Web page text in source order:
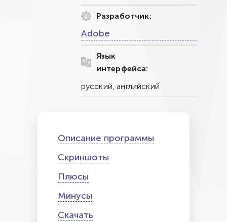
Разработчик:
Adobe
Язык
интерфейса:
русский, английский
Описание программы
Скриншоты
Плюсы
Минусы
Скачать